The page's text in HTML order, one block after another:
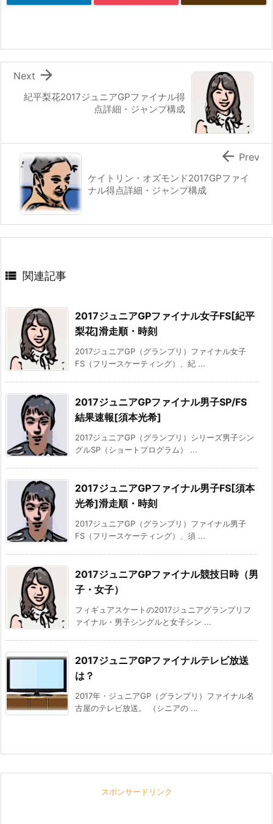
紀平梨花2017ジュニアGPファイナル得
点詳細・ジャンプ構成

Next
ケイトリン・オズモンド2017GPファイ
ナル得点詳細・ジャンプ構成
 Prev
 関連記事
2017ジュニアGPファイナル女子FS[紀平
梨花]滑走順・時刻
2017ジュニアGP（グランプリ）ファイナル女子
FS（フリースケーティング）、紀 ...
2017ジュニアGPファイナル男子SP/FS
結果速報[須本光希]
2017ジュニアGP（グランプリ）シリーズ男子シン
グルSP（ショートプログラム） ...
2017ジュニアGPファイナル男子FS[須本
光希]滑走順・時刻
2017ジュニアGP（グランプリ）ファイナル男子
FS（フリースケーティング）、須 ...
2017ジュニアGPファイナル競技日時（男
子・女子）
フィギュアスケートの2017ジュニアグランプリフ
ァイナル・男子シングルと女子シン ...
2017ジュニアGPファイナルテレビ放送
は？
2017年・ジュニアGP（グランプリ）ファイナル名
古屋のテレビ放送。 （シニアの ...
スポンサードリンク